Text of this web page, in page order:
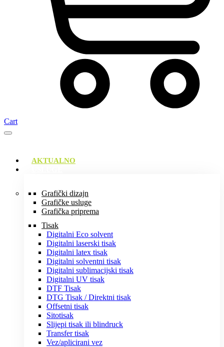
Cart
AKTUALNO
Grafički dizajn
Grafičke usluge
Grafička priprema
Tisak
Digitalni Eco solvent
Digitalni laserski tisak
Digitalni latex tisak
Digitalni solventni tisak
Digitalni sublimacijski tisak
Digitalni UV tisak
DTF Tisak
DTG Tisak / Direktni tisak
Offsetni tisak
Sitotisak
Slijepi tisak ili blindruck
Transfer tisak
Vez/aplicirani vez